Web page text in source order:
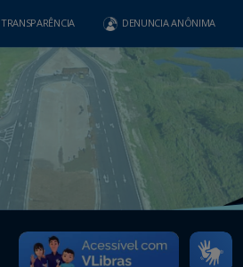
TRANSPARÊNCIA DENUNCIA ANÔNIMA